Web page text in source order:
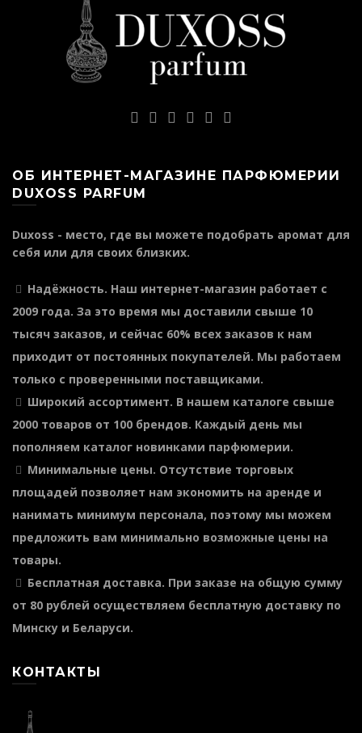
ОБ ИНТЕРНЕТ-МАГАЗИНЕ ПАРФЮМЕРИИ
DUXOSS PARFUM
Duxoss - место, где вы можете подобрать аромат для
себя или для своих близких.
Надёжность. Наш интернет-магазин работает с
2009 года. За это время мы доставили свыше 10
тысяч заказов, и сейчас 60% всех заказов к нам
приходит от постоянных покупателей. Мы работаем
только с проверенными поставщиками.
Широкий ассортимент. В нашем каталоге свыше
2000 товаров от 100 брендов. Каждый день мы
пополняем каталог новинками парфюмерии.
Минимальные цены. Отсутствие торговых
площадей позволяет нам экономить на аренде и
нанимать минимум персонала, поэтому мы можем
предложить вам минимально возможные цены на
товары.
Бесплатная доставка. При заказе на общую сумму
от 80 рублей осуществляем бесплатную доставку по
Минску и Беларуси.
КОНТАКТЫ